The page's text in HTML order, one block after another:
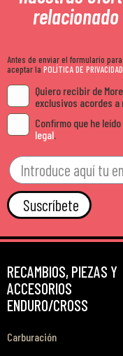
relacionado
Antes de enviar el formulario
aceptar la POLÍTICA DE PRIVACIDAD
Quiero recibir de
exclusivos acordes
Confirmo que he
legal.
Suscríbete
RECAMBIOS, PIEZAS Y
ACCESORIOS
ENDURO/CROSS
Carburación